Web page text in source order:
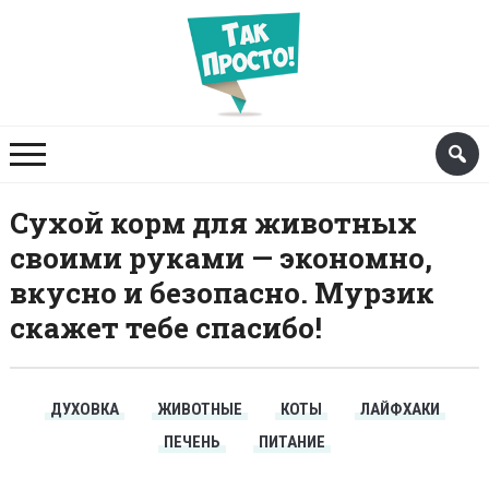
Сухой корм для животных
своими руками — экономно,
вкусно и безопасно. Мурзик
скажет тебе спасибо!
ДУХОВКА ЖИВОТНЫЕ КОТЫ
ЛАЙФХАКИ
ПЕЧЕНЬ
ПИТАНИЕ